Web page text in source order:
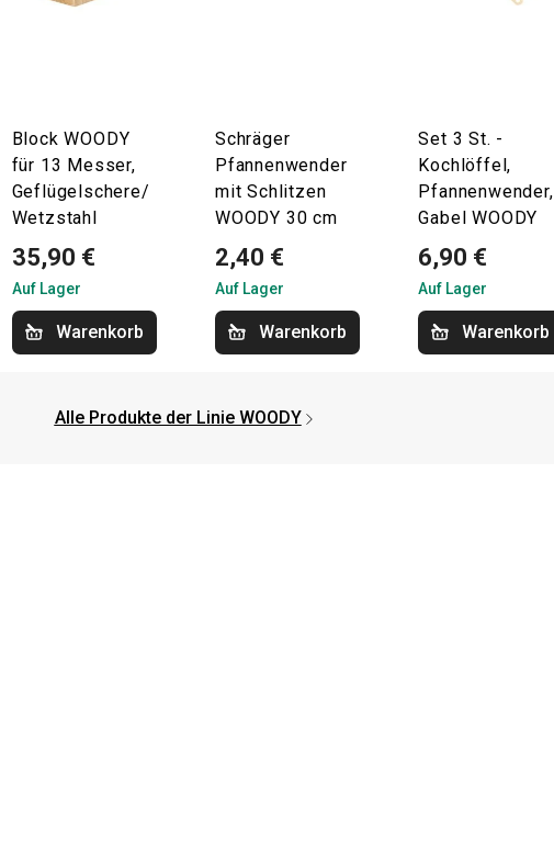
Block WOODY
für 13 Messer,
Geflügelschere/
Wetzstahl
35,90 €
Auf Lager
Warenkorb
Schräger
Pfannenwender
mit Schlitzen
WOODY 30 cm
2,40 €
Auf Lager
Warenkorb
Set 3 St. -
Kochlöffel,
Pfannenwender,
Gabel WOODY
6,90 €
Auf Lager
Warenkorb
Alle Produkte der Linie WOODY